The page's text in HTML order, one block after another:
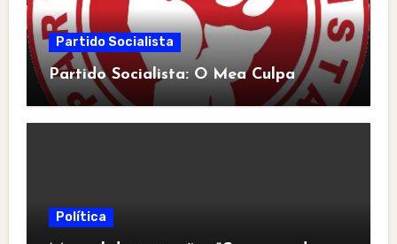
Partido Socialista
Partido Socialista: O Mea Culpa
Política